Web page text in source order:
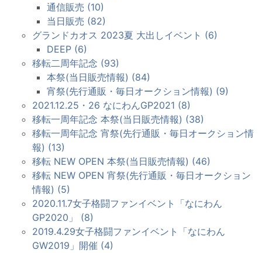
通信販売 (10)
当日販売 (82)
グランドカオス 2023夏 大出しイベント (6)
DEEP (6)
移転二周年記念 (93)
本祭(当日販売情報) (84)
宵祭(先行通販・毎日オークション情報) (9)
2021.12.25・26 なにわんGP2021 (8)
移転一周年記念 本祭(当日販売情報) (38)
移転一周年記念 宵祭(先行通販・毎日オークション情
報) (13)
移転 NEW OPEN 本祭(当日販売情報) (46)
移転 NEW OPEN 宵祭(先行通販・毎日オークション
情報) (5)
2020.11.7女子格闘ファンイベント「なにわん
GP2020」 (8)
2019.4.29女子格闘ファンイベント「なにわん
GW2019」開催 (4)